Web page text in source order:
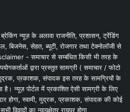
न्यूज़ के अलावा राजनीति, प्रशासन, ट्रेंडिंग
बिजनेस, सेहत, ब्यूटी, रोजगार तथा टेक्नोलॉजी से
- समाचार से सम्बंधित किसी भी तरह के
द्वारा प्रस्तुत सामग्री ( समाचार / फोटो
मुद्रक, प्रकाशक, संपादक इस तरह के सामग्रियों के
है। न्यूज़ पोर्टल में प्रकाशित ऐसी सामग्री के लिए
होगा, स्वामी, मुद्रक, प्रकाशक, संपादक की कोई
विवादों का न्यायक्षेत्र रायपुर होगा